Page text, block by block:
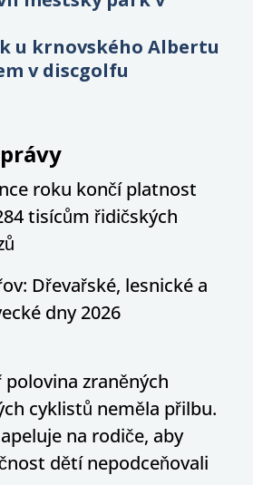
u krnovského Albertu
v discgolfu
roku končí platnost
tisícům řidičských
Dřevařské, lesnické a
dny 2026
polovina zraněných
cyklistů neměla přilbu.
apeluje na rodiče, aby
dětí nepodceňovali